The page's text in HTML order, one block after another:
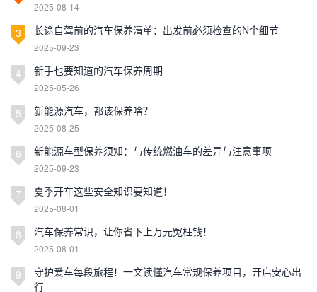
2025-08-14
3 长途自驾前的汽车保养清单：出发前必须检查的N个细节
2025-09-23
4 新手也要知道的汽车保养周期
2025-05-26
5 新能源汽车，都该保养啥？
2025-08-25
6 新能源车型保养须知：与传统燃油车的差异与注意事项
2025-09-23
7 夏季开车这些安全知识要知道！
2025-08-01
8 汽车保养常识，让你省下上万元冤枉钱！
2025-08-01
9
守护爱车每段旅程！一文读懂汽车常规保养项目，开启安心出
行